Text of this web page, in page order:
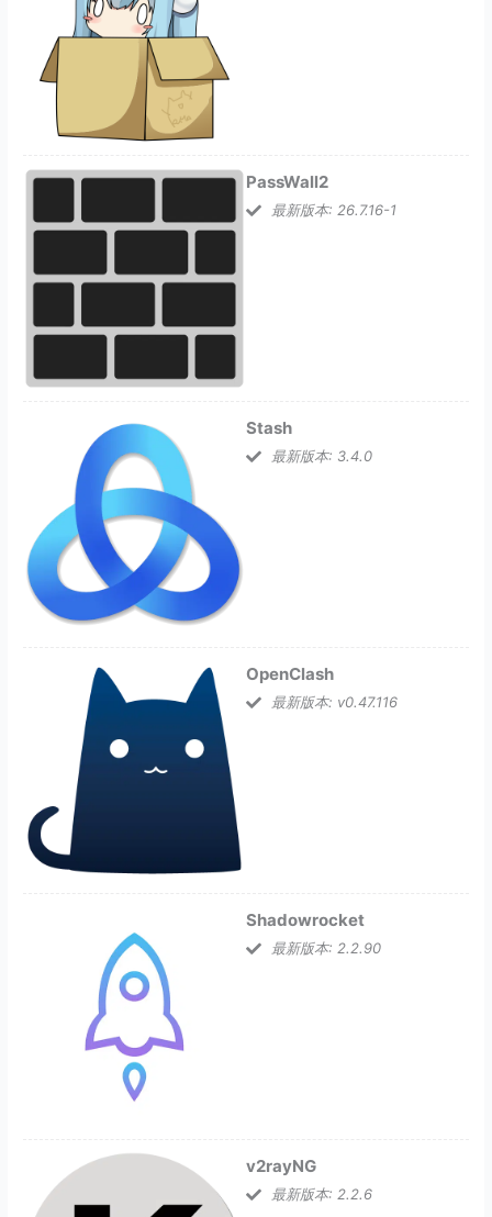
PassWall2
最新版本: 26.7.16-1
Stash
最新版本: 3.4.0
OpenClash
最新版本: v0.47.116
Shadowrocket
最新版本: 2.2.90
v2rayNG
最新版本: 2.2.6